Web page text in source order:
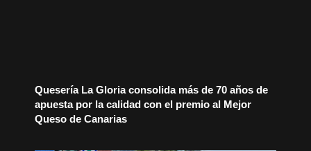
Quesería La Gloria consolida más de 70 años de
apuesta por la calidad con el premio al Mejor
Queso de Canarias